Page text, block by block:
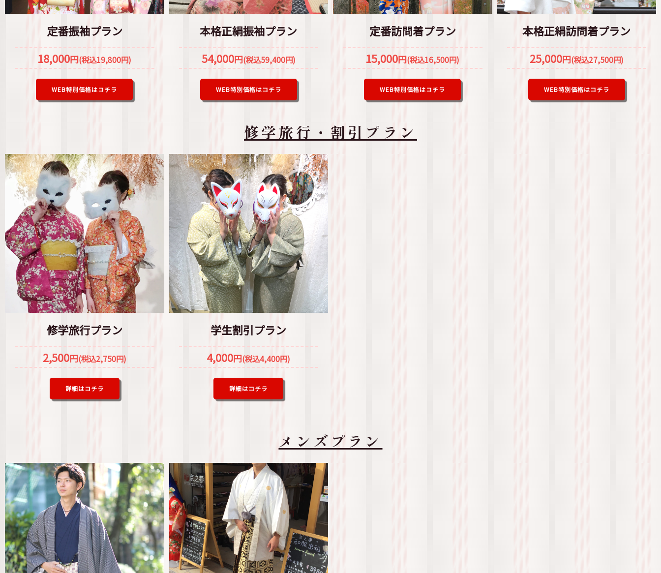
定番振袖プラン
18,000円(税込19,800円)
WEB特別価格はコチラ
本格正絹振袖プラン
54,000円(税込59,400円)
WEB特別価格はコチラ
定番訪問着プラン
15,000円(税込16,500円)
WEB特別価格はコチラ
本格正絹訪問着プラン
25,000円(税込27,500円)
WEB特別価格はコチラ
修学旅行・割引プラン
修学旅行プラン
2,500円(税込2,750円)
詳細はコチラ
学生割引プラン
4,000円(税込4,400円)
詳細はコチラ
メンズプラン